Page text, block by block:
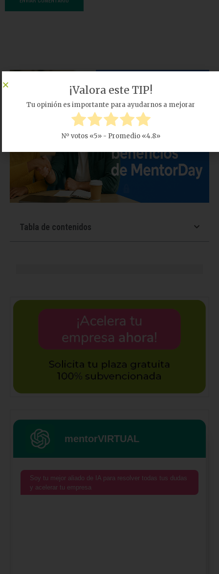
Tabla de contenidos
mentorVIRTUAL
Soy tu mejor aliado de IA para resolver todas tus dudas
y acelerar tu empresa
¡Valora este TIP!
Tu opinión es importante para ayudarnos a mejorar
Nº votos «5» - Promedio «4.8»